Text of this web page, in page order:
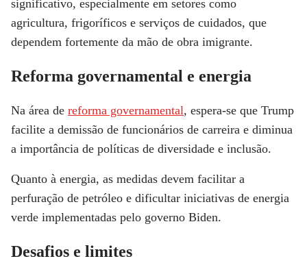
significativo, especialmente em setores como
agricultura, frigoríficos e serviços de cuidados, que
dependem fortemente da mão de obra imigrante.
Reforma governamental e energia
Na área de reforma governamental, espera-se que Trump
facilite a demissão de funcionários de carreira e diminua
a importância de políticas de diversidade e inclusão.
Quanto à energia, as medidas devem facilitar a
perfuração de petróleo e dificultar iniciativas de energia
verde implementadas pelo governo Biden.
Desafios e limites